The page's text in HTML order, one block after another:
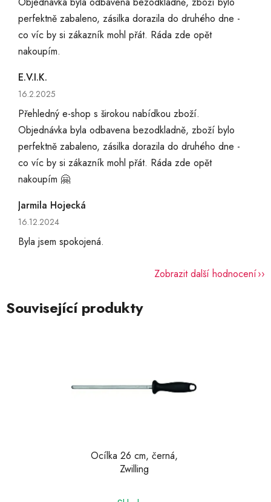
perfektně zabaleno, zásilka dorazila do druhého dne -
co víc by si zákazník mohl přát. Ráda zde opět
nakoupím.
E.V.I.K.
Hodnocení obchodu je 5 z 5 hvězdiček.
16.2.2025
Přehledný e-shop s širokou nabídkou zboží.
Objednávka byla odbavena bezodkladně, zboží bylo
perfektně zabaleno, zásilka dorazila do druhého dne -
co víc by si zákazník mohl přát. Ráda zde opět
nakoupím 🤗
Jarmila Hojecká
Hodnocení obchodu je 5 z 5 hvězdiček.
16.12.2024
Byla jsem spokojená.
Zobrazit další hodnocení
Související produkty
Ocílka 26 cm, černá,
Zwilling